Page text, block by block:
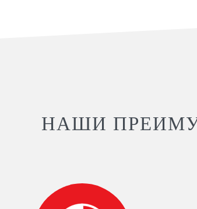
НАШИ